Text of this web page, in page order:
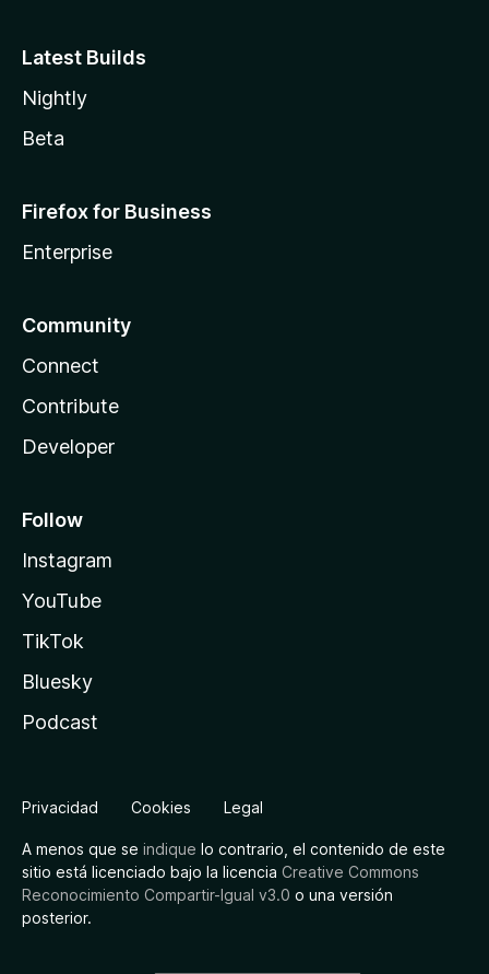
Latest Builds
Nightly
Beta
Firefox for Business
Enterprise
Community
Connect
Contribute
Developer
Follow
Instagram
YouTube
TikTok
Bluesky
Podcast
Privacidad Cookies Legal
A menos que se indique lo contrario, el contenido de este
sitio está licenciado bajo la licencia Creative Commons
Reconocimiento Compartir-Igual v3.0 o una versión
posterior.